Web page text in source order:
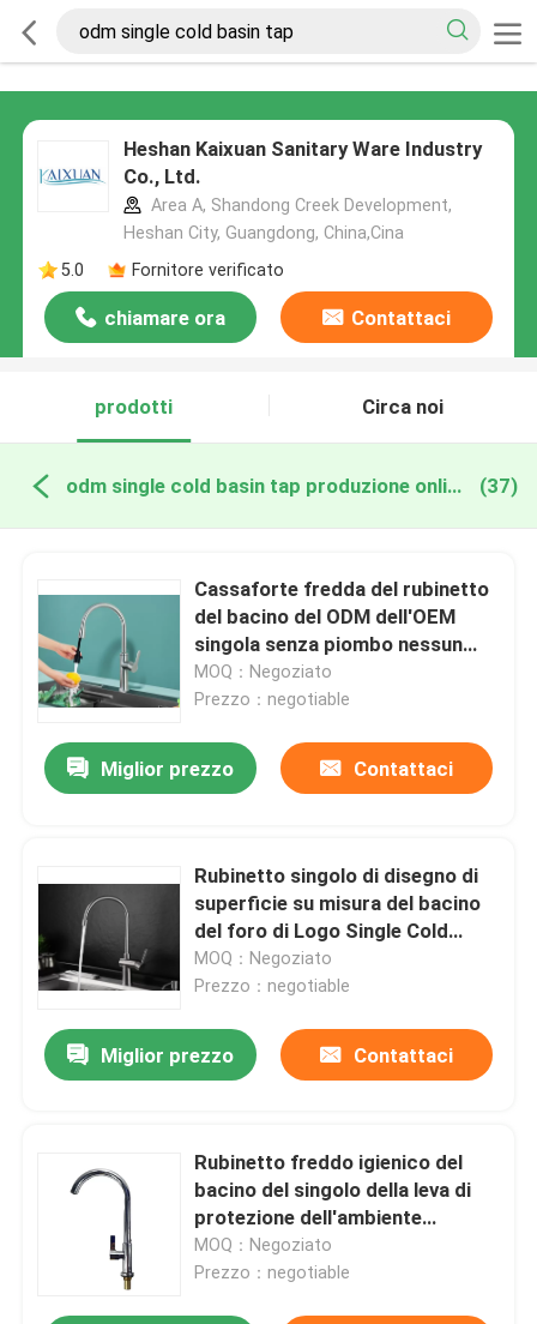
Heshan Kaixuan Sanitary Ware Industry
Co., Ltd.
Area A, Shandong Creek Development,
Heshan City, Guangdong, China,Cina
5.0
Fornitore verificato
chiamare ora Contattaci
prodotti Circa noi
odm single cold basin tap produzione online (37)
Cassaforte fredda del rubinetto
del bacino del ODM dell'OEM
singola senza piombo nessun
corrosione ed essudato
MOQ：Negoziato
Prezzo：negotiable
Miglior prezzo Contattaci
Rubinetto singolo di disegno di
superficie su misura del bacino
del foro di Logo Single Cold
Basin Tap
MOQ：Negoziato
Prezzo：negotiable
Miglior prezzo Contattaci
Rubinetto freddo igienico del
bacino del singolo della leva di
protezione dell'ambiente
miscelatore del bacino singolo
MOQ：Negoziato
Prezzo：negotiable